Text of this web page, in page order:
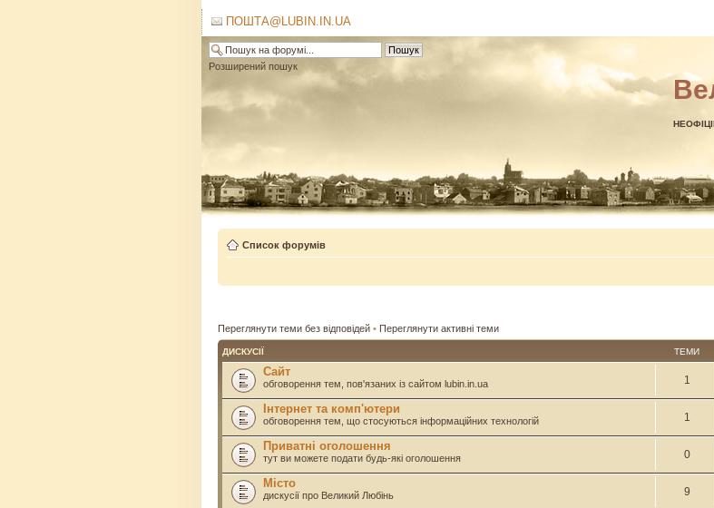
ПОШТА@LUBIN.IN.UA
Розширений пошук
Список форумів
Переглянути теми без відповідей • Переглянути активні теми
ДИСКУСІЇ ТЕМИ
Сайт
обговорення тем, пов'язаних із сайтом lubin.in.ua 1
Інтернет та комп'ютери
обговорення тем, що стосуються інформаційних технологій 1
Приватні оголошення
тут ви можете подати будь-які оголошення 0
Місто
дискусії про Великий Любінь 9